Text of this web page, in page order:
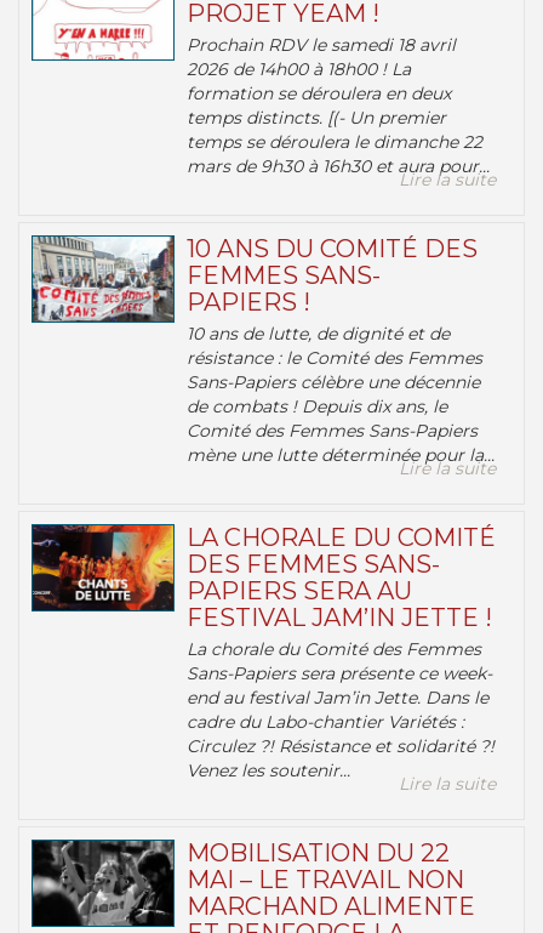
PROJET YEAM !
Prochain RDV le samedi 18 avril
2026 de 14h00 à 18h00 ! La
formation se déroulera en deux
temps distincts. [(- Un premier
temps se déroulera le dimanche 22
mars de 9h30 à 16h30 et aura pour...
Lire la suite
10 ANS DU COMITÉ DES
FEMMES SANS-
PAPIERS !
10 ans de lutte, de dignité et de
résistance : le Comité des Femmes
Sans-Papiers célèbre une décennie
de combats ! Depuis dix ans, le
Comité des Femmes Sans-Papiers
mène une lutte déterminée pour la...
Lire la suite
LA CHORALE DU COMITÉ
DES FEMMES SANS-
PAPIERS SERA AU
FESTIVAL JAM’IN JETTE !
La chorale du Comité des Femmes
Sans-Papiers sera présente ce week-
end au festival Jam’in Jette. Dans le
cadre du Labo-chantier Variétés :
Circulez ?! Résistance et solidarité ?!
Venez les soutenir...
Lire la suite
MOBILISATION DU 22
MAI – LE TRAVAIL NON
MARCHAND ALIMENTE